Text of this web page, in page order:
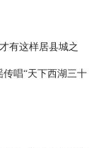
有这样居县城之
唱“天下西湖三十